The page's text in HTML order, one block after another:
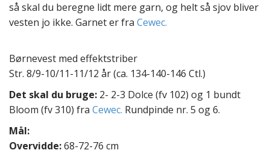
så skal du beregne lidt mere garn, og helt så sjov bliver
vesten jo ikke. Garnet er fra Cewec.
Børnevest med effektstriber
Str. 8/9-10/11-11/12 år (ca. 134-140-146 Ctl.)
Det skal du bruge: 2- 2-3 Dolce (fv 102) og 1 bundt
Bloom (fv 310) fra Cewec. Rundpinde nr. 5 og 6.
Mål:
Overvidde:68-72-76 cm